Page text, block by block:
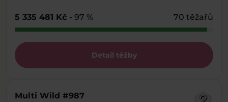
5 335 481 Kč - 97 % 70 těžařů
Detail těžby
Multi Wild #987